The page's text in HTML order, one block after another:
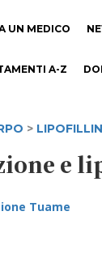
UN MEDICO
A-Z
>
e
Tuame